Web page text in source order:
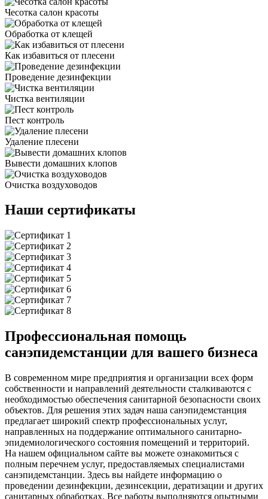
Чесотка салон красоты
Обработка от клещей
Как избавиться от плесени
Проведение дезинфекции
Чистка вентиляции
Пест контроль
Удаление плесени
Вывести домашних клопов
Очистка воздуховодов
Наши сертификаты
Профессиональная помощь
санэпидемстанции для вашего бизнеса
В современном мире предприятия и организации всех форм
собственности и направлений деятельности сталкиваются с
необходимостью обеспечения санитарной безопасности своих
объектов. Для решения этих задач наша санэпидемстанция
предлагает широкий спектр профессиональных услуг,
направленных на поддержание оптимального санитарно-
эпидемиологического состояния помещений и территорий.
На нашем официальном сайте вы можете ознакомиться с
полным перечнем услуг, предоставляемых специалистами
санэпидемстанции. Здесь вы найдете информацию о
проведении дезинфекции, дезинсекции, дератизации и других
санитарных обработках. Все работы выполняются опытными